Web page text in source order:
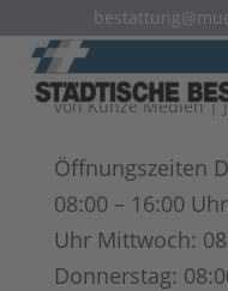
Öffnungszeiten
vonKunze Medien|
Öffnungszeiten
08:00 – 16:00
Uhr Mittwoch:
Donnerstag: